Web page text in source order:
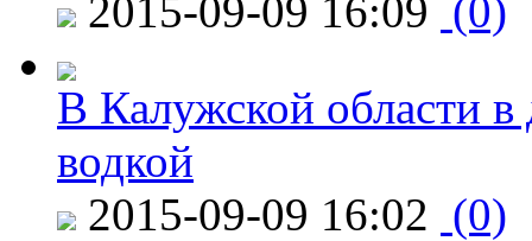
2015-09-09 16:09 (0)
В Калужской области в
водкой
2015-09-09 16:02 (0)